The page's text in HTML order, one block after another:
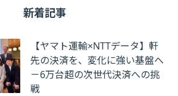
新着記事
【ヤマト運輸×NTTデータ】軒
先の決済を、変化に強い基盤へ
－6万台超の次世代決済への挑
戦